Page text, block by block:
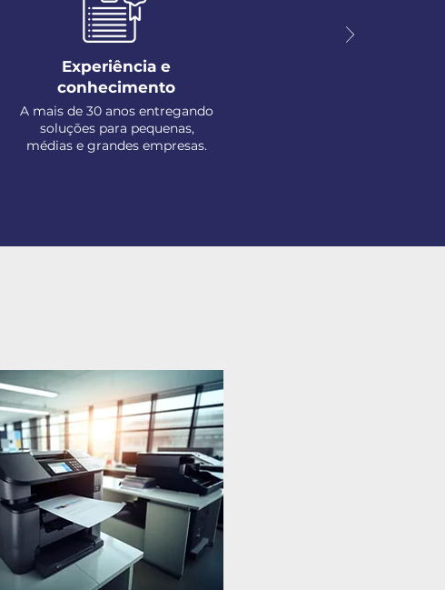
Experiência e
conhecimento
A mais de 30 anos entregando
soluções para pequenas,
médias e grandes empresas.